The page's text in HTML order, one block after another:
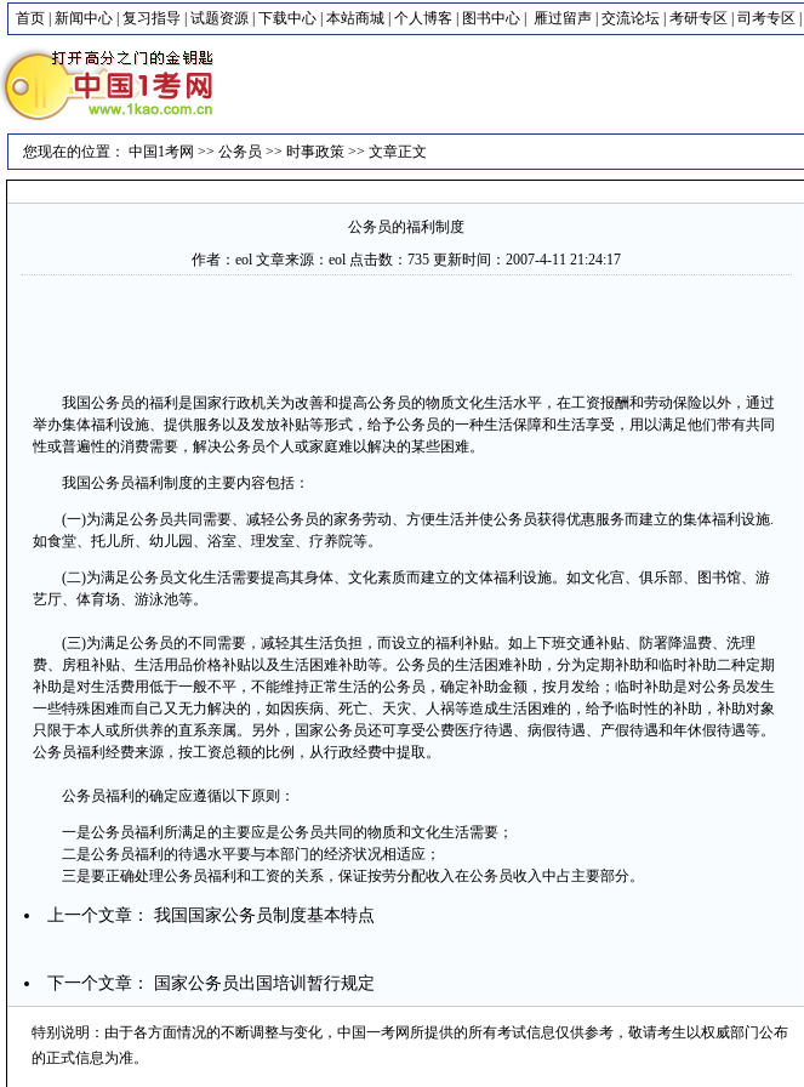
首页 新闻中心 复习指导 试题资源 下载中心 本站商城 个人博客 图书中心 雁过留声 交流论坛 考研专区 司考专区
您现在的位置： 中国1考网 >> 公务员 >> 时事政策 >> 文章正文
公务员的福利制度
作者：eol 文章来源：eol 点击数： 735 更新时间：2007-4-11 21:24:17
我国公务员的福利是国家行政机关为改善和提高公务员的物质文化生活水平，在工资报酬和劳动保险以外，通过
举办集体福利设施、提供服务以及发放补贴等形式，给予公务员的一种生活保障和生活享受，用以满足他们带有共同
性或普遍性的消费需要，解决公务员个人或家庭难以解决的某些困难。
我国公务员福利制度的主要内容包括：
(一)为满足公务员共同需要、减轻公务员的家务劳动、方便生活并使公务员获得优惠服务而建立的集体福利设施.
如食堂、托儿所、幼儿园、浴室、理发室、疗养院等。
(二)为满足公务员文化生活需要提高其身体、文化素质而建立的文体福利设施。如文化宫、俱乐部、图书馆、游
艺厅、体育场、游泳池等。
(三)为满足公务员的不同需要，减轻其生活负担，而设立的福利补贴。如上下班交通补贴、防署降温费、洗理
费、房租补贴、生活用品价格补贴以及生活困难补助等。公务员的生活困难补助，分为定期补助和临时补助二种定期
补助是对生活费用低于一般不平，不能维持正常生活的公务员，确定补助金额，按月发给；临时补助是对公务员发生
一些特殊困难而自己又无力解决的，如因疾病、死亡、天灾、人祸等造成生活困难的，给予临时性的补助，补助对象
只限于本人或所供养的直系亲属。另外，国家公务员还可享受公费医疗待遇、病假待遇、产假待遇和年休假待遇等。
公务员福利经费来源，按工资总额的比例，从行政经费中提取。
公务员福利的确定应遵循以下原则：
一是公务员福利所满足的主要应是公务员共同的物质和文化生活需要；
二是公务员福利的待遇水平要与本部门的经济状况相适应；
三是要正确处理公务员福利和工资的关系，保证按劳分配收入在公务员收入中占主要部分。
上一个文章： 我国国家公务员制度基本特点
下一个文章： 国家公务员出国培训暂行规定
特别说明：由于各方面情况的不断调整与变化，中国一考网所提供的所有考试信息仅供参考，敬请考生以权威部门公布
的正式信息为准。